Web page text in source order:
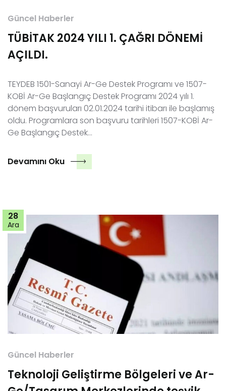
Güncel Haberler
TÜBİTAK 2024 YILI 1. ÇAĞRI DÖNEMİ
AÇILDI.
TEYDEB 1501-Sanayi Ar-Ge Destek Programı ve 1507-
KOBİ Ar-Ge Başlangıç Destek Programı 2024 yılı 1.
dönem başvuruları 02.01.2024 tarihi itibarı ile başlamış
oldu. Programlara son başvuru tarihleri 1507-KOBİ Ar-
Ge Başlangıç Destek…
Devamını Oku
28
Ara
Güncel Haberler
Teknoloji Geliştirme Bölgeleri ve Ar-